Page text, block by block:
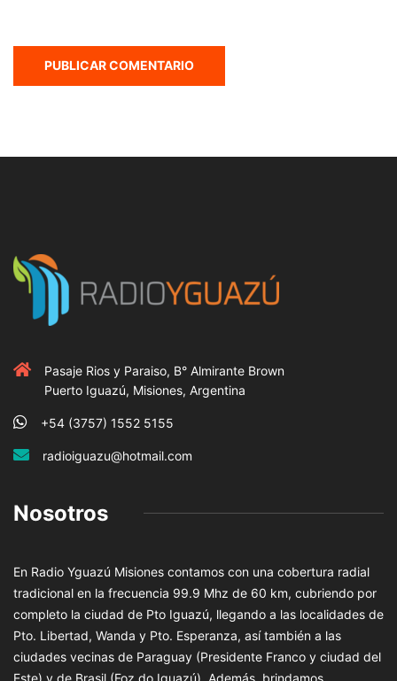
Pasaje Rios y Paraiso, B° Almirante Brown
Puerto Iguazú, Misiones, Argentina
+54 (3757) 1552 5155
radioiguazu@hotmail.com
Nosotros
En Radio Yguazú Misiones contamos con una cobertura radial
tradicional en la frecuencia 99.9 Mhz de 60 km, cubriendo por
completo la ciudad de Pto Iguazú, llegando a las localidades de
Pto. Libertad, Wanda y Pto. Esperanza, así también a las
ciudades vecinas de Paraguay (Presidente Franco y ciudad del
Este) y de Brasil (Foz do Iguazú). Además, brindamos